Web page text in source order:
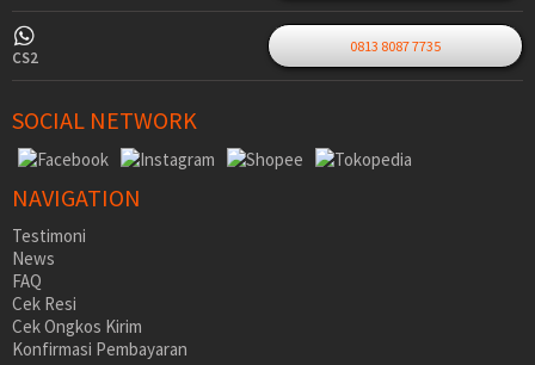
CS2
0813 8087 7735
SOCIAL NETWORK
NAVIGATION
Testimoni
News
FAQ
Cek Resi
Cek Ongkos Kirim
Konfirmasi Pembayaran